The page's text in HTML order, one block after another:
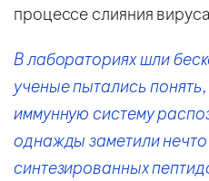
процессе слияния
В лабораториях шли
ученые пытались понять,
иммунную систему
однажды заметили
синтезированных